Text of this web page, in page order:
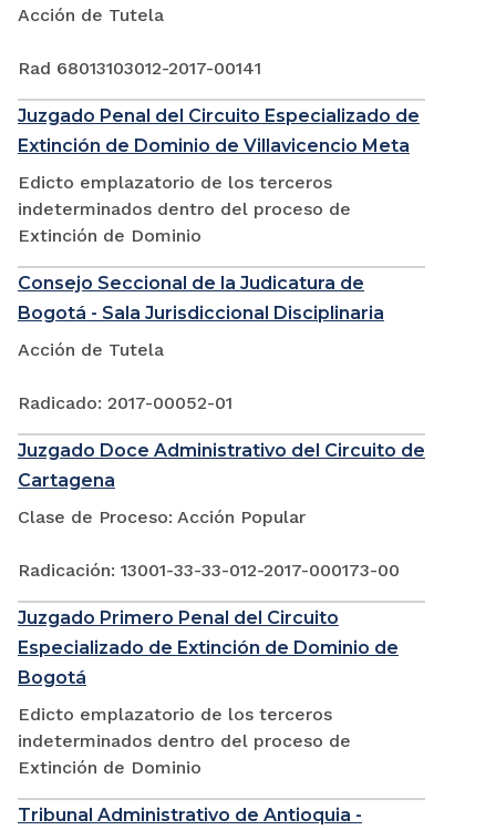
Acción de Tutela
Rad 68013103012-2017-00141
Juzgado Penal del Circuito Especializado de
Extinción de Dominio de Villavicencio Meta
Edicto emplazatorio de los terceros
indeterminados dentro del proceso de
Extinción de Dominio
Consejo Seccional de la Judicatura de
Bogotá - Sala Jurisdiccional Disciplinaria
Acción de Tutela
Radicado: 2017-00052-01
Juzgado Doce Administrativo del Circuito de
Cartagena
Clase de Proceso: Acción Popular
Radicación: 13001-33-33-012-2017-000173-00
Juzgado Primero Penal del Circuito
Especializado de Extinción de Dominio de
Bogotá
Edicto emplazatorio de los terceros
indeterminados dentro del proceso de
Extinción de Dominio
Tribunal Administrativo de Antioquia -